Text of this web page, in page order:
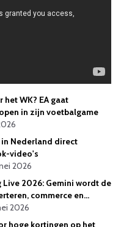
WK? EA gaat
in zijn voetbalgame
in Nederland direct
video's
2026
2026: Gemini wordt de
commerce en
2026
hoge kortingen op het